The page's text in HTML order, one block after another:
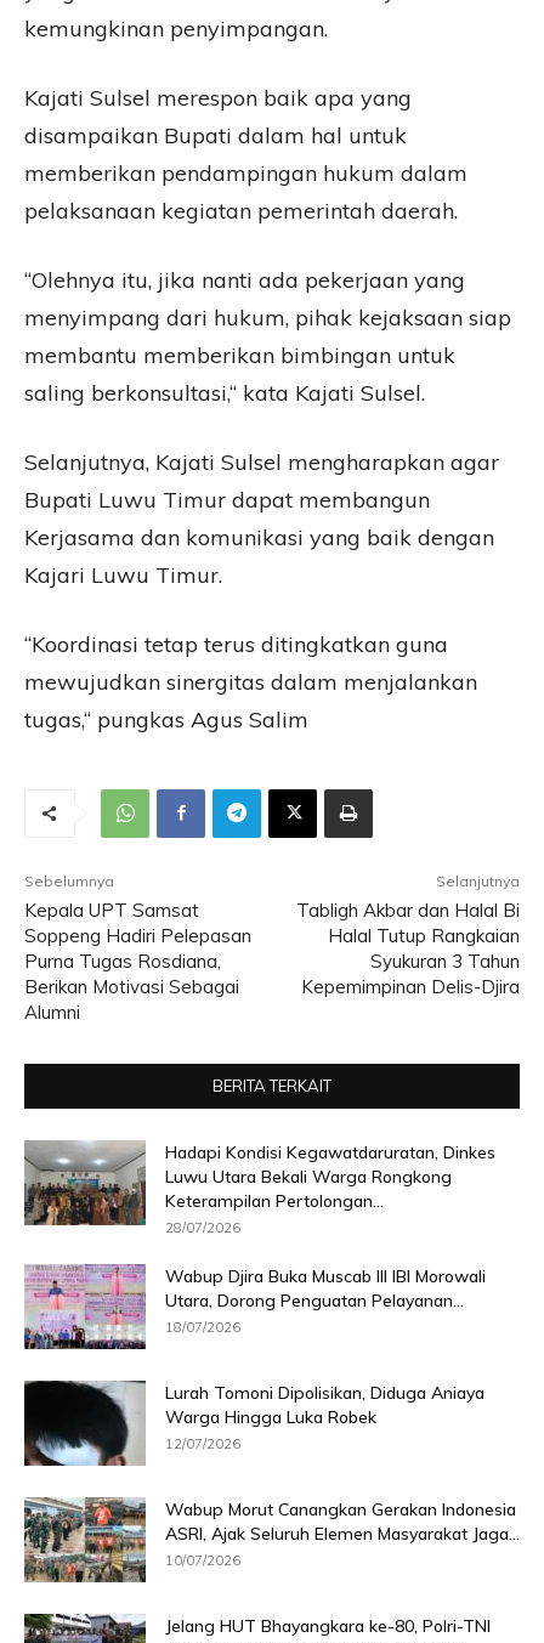
kemungkinan penyimpangan.
Kajati Sulsel merespon baik apa yang
disampaikan Bupati dalam hal untuk
memberikan pendampingan hukum dalam
pelaksanaan kegiatan pemerintah daerah.
“Olehnya itu, jika nanti ada pekerjaan yang
menyimpang dari hukum, pihak kejaksaan siap
membantu memberikan bimbingan untuk
saling berkonsultasi,“ kata Kajati Sulsel.
Selanjutnya, Kajati Sulsel mengharapkan agar
Bupati Luwu Timur dapat membangun
Kerjasama dan komunikasi yang baik dengan
Kajari Luwu Timur.
“Koordinasi tetap terus ditingkatkan guna
mewujudkan sinergitas dalam menjalankan
tugas,“ pungkas Agus Salim
Sebelumnya
Kepala UPT Samsat
Soppeng Hadiri Pelepasan
Purna Tugas Rosdiana,
Berikan Motivasi Sebagai
Alumni
Selanjutnya
Tabligh Akbar dan Halal Bi
Halal Tutup Rangkaian
Syukuran 3 Tahun
Kepemimpinan Delis-Djira
BERITA TERKAIT
Hadapi Kondisi Kegawatdaruratan, Dinkes
Luwu Utara Bekali Warga Rongkong
Keterampilan Pertolongan...
28/07/2026
Wabup Djira Buka Muscab III IBI Morowali
Utara, Dorong Penguatan Pelayanan...
18/07/2026
Lurah Tomoni Dipolisikan, Diduga Aniaya
Warga Hingga Luka Robek
12/07/2026
Wabup Morut Canangkan Gerakan Indonesia
ASRI, Ajak Seluruh Elemen Masyarakat Jaga...
10/07/2026
Jelang HUT Bhayangkara ke-80, Polri-TNI